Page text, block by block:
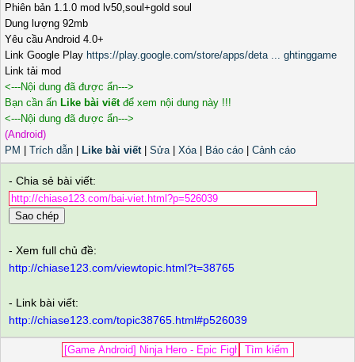
Phiên bản 1.1.0 mod lv50,soul+gold soul
Dung lượng 92mb
Yêu cầu Android 4.0+
Link Google Play https://play.google.com/store/apps/deta ... ghtinggame
Link tải mod
<---Nội dung đã được ẩn--->
Bạn cần ấn Like bài viếtđể xem nội dung này !!!
<---Nội dung đã được ẩn--->
(Android)
PM
Trích dẫn Like bài viết| Sửa| Xóa| Báo cáo Cảnh cáo
- Chia sẻ bài viết:
Sao chép
- Xem full chủ đề:
http://chiase123.com/viewtopic.html?t=38765
- Link bài viết:
http://chiase123.com/topic38765.html#p526039